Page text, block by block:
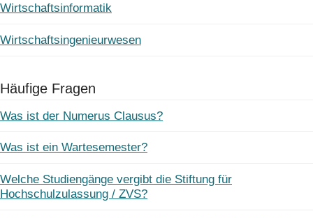
Wirtschaftsinformatik
Wirtschaftsingenieurwesen
Häufige Fragen
Was ist der Numerus Clausus?
Was ist ein Wartesemester?
Welche Studiengänge vergibt die Stiftung für
Hochschulzulassung / ZVS?